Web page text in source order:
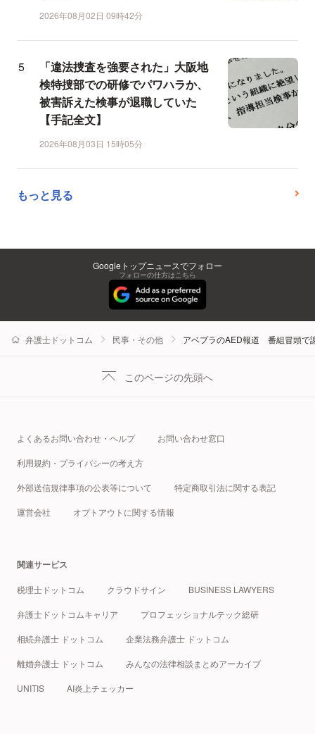
2026年08月02日 09時42分
「違法捜査を強要された」大阪地
検特捜部での研修でパワハラか、
被害訴えた検事が退職していた
【手記全文】
2026年08月03日 15時05分
もっと見る
Googleトップニュースでフォロー
フォローの仕方はこちら
弁護士ドットコム 民事・その他 アベプラのAED報道 番組冒頭で
このページの先頭へ
よくあるお問い合わせ・ヘルプ お問い合わせ窓口
利用規約・プライバシーの考え方
外部送信規律事項の公表等について 特定商取引法に関する表記
運営会社 オプトアウトに関する情報
関連サービス
税理士ドットコム クラウドサイン BUSINESS LAWYERS
弁護士ドットコムキャリア プロフェッショナルテック総研
相続弁護士 ドットコム 企業法務弁護士 ドットコム
離婚弁護士 ドットコム みんなの法律相談まとめアーカイブ
UNITIS AI炎上チェッカー